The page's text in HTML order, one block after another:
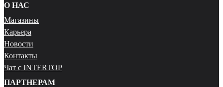
О НАС
Магазины
Карьера
Новости
Контакты
Чат с INTERTOP
ПАРТНЕРАМ